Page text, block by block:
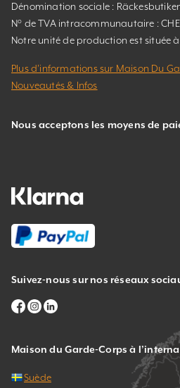
Dénomination sociale :
N° de TVA intracommunautaire :
Notre unité de production est située
Plus d’informations sur Maison Du
Nouveautés & Infos
Nous acceptons les moyens de
Suivez-nous sur nos réseaux
Maison du Garde-Corps à
Suède